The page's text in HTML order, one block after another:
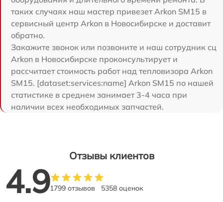
таких случаях наш мастер привезет Arkon SM15 в
сервисный центр Arkon в Новосибирске и доставит
обратно.
Закажите звонок или позвоните и наш сотрудник сц
Arkon в Новосибирске проконсультирует и
рассчитает стоимость работ над тепловизора Arkon
SM15. [dataset:services:name] Arkon SM15 по нашей
статистике в среднем занимает 3-4 часа при
наличии всех необходимых запчастей.
Отзывы клиентов
4.91799 отзывов 5358 оценок